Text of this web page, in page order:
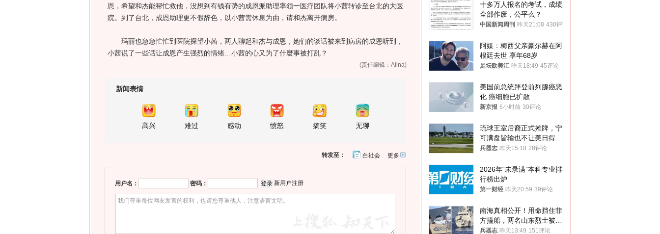
恩，希望和杰能帮忙救他，没想到有钱有势的成恩派助理率领一医疗团队将小茜转诊至台北的大医
院。到了台北，成恩助理更不假辞色，以小茜需休息为由，请和杰离开病房。
玛丽也急急忙忙到医院探望小茜，两人聊起和杰与成恩，她们的谈话被来到病房的成恩听到，
小茜说了一些话让成恩产生强烈的情绪…小茜的心又为了什麼事被打乱？
(责任编辑：Alina)
新闻表情
高兴 难过 感动 愤怒 搞笑 无聊
更多开
转发至： 白社会
用户名： 密码： 新用户注册
十多万人报名的考试，成绩
全部作废，公平么？
中国新闻周刊 昨天21:08 430评论
阿媒：梅西父亲豪尔赫在阿
根廷去世 享年68岁
足坛欧美汇 昨天18:49 45评论
美国前总统拜登前列腺癌恶
化 癌细胞已扩散
新京报 6小时前 30评论
琉球王室后裔正式摊牌，宁
可满盘皆输也不让美日得
逞，中国成关键
兵器志 昨天15:18 28评论
2026年“未录满”本科专业排
行榜出炉
第一财经 昨天20:59 39评论
南海真相公开！用命挡住菲
方撞船，两名山东烈士被授
武警最高荣誉
兵器志 昨天13:49 151评论